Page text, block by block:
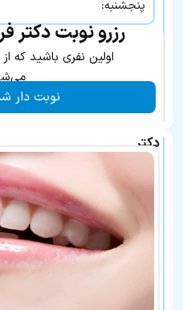
پنجشنبه:
رزرو نوبت دکتر
اولین نفری باشید که
نوبت دار
دکتر
فریناز
خدادادکاشی
در
پزشکان
معرفی